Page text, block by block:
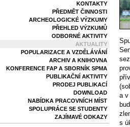
a v
s
KONTAKTY
PŘEDMĚT ČINNOSTI
ARCHEOLOGICKÉ VÝZKUMY
PŘEHLED VÝZKUMŮ
ODBORNÉ AKTIVITY
AKTUALITY
POPULARIZACE A VZDĚLÁVÁNÍ
ARCHIV A KNIHOVNA
KONFERENCE FAP A SBORNÍK SPMA
PUBLIKAČNÍ AKTIVITY
PRODEJ PUBLIKACÍ
DOWNLOAD
NABÍDKA PRACOVNÍCH MÍST
SPOLUPRÁCE SE STUDENTY
ZAJÍMAVÉ ODKAZY